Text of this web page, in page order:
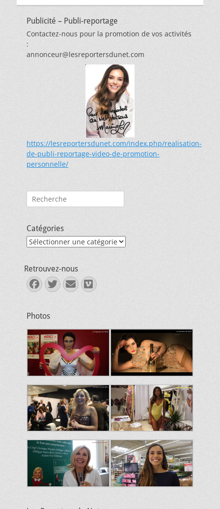
Publicité – Publi-reportage
Contactez-nous pour la promotion de vos activités
:
annonceur@lesreportersdunet.com
https://lesreportersdunet.com/index.php/realisation-
de-publi-reportage-video-de-promotion-
personnelle/
Rechercher :
Catégories
Catégories
Retrouvez-nous
Facebook
Twitter
E-
mail
Vimeo
Photos